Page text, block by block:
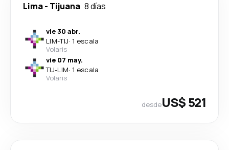
Lima- Tijuana 8 días
vie 30 abr.
LIM-TIJ· 1 escala
Volaris
vie 07 may.
TIJ-LIM· 1 escala
Volaris
desdeUS$ 521